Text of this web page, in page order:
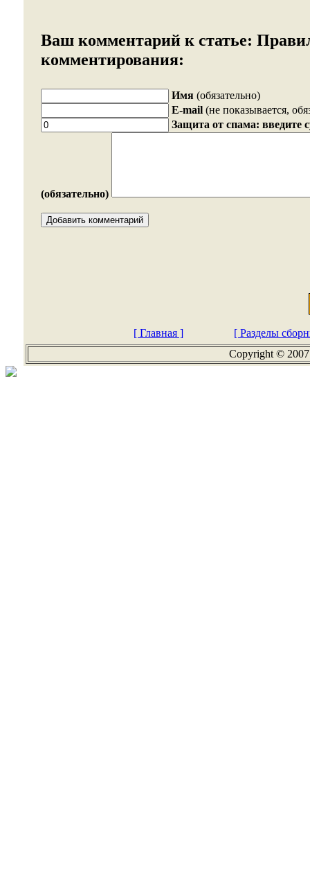
Ваш комментарий к статье:
комментирования:
Имя (обязательно)
E-mail (не показывается,
Защита от спама: введите
(обязательно)
[ Главная ]
[ Разделы
Copyright ©